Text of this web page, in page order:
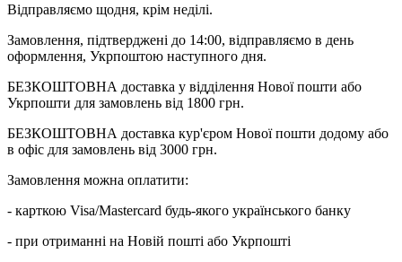
Відправляємо щодня, крім неділі.
Замовлення, підтверджені до 14:00, відправляємо в день
оформлення, Укрпоштою наступного дня.
БЕЗКОШТОВНА доставка у відділення Нової пошти або
Укрпошти для замовлень від 1800 грн.
БЕЗКОШТОВНА доставка кур'єром Нової пошти додому або
в офіс для замовлень від 3000 грн.
Замовлення можна оплатити:
- карткою Visa/Mastercard будь-якого українського банку
- при отриманні на Новій пошті або Укрпошті